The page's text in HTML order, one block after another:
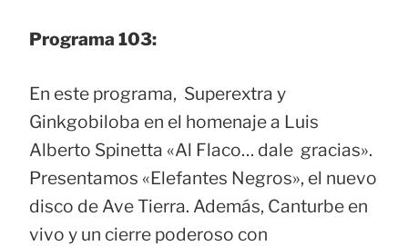
Programa 103:
En este programa, Superextra y
Ginkgobiloba en el homenaje a Luis
Alberto Spinetta «Al Flaco… dale gracias».
Presentamos «Elefantes Negros», el nuevo
disco de Ave Tierra. Además, Canturbe en
vivo y un cierre poderoso con